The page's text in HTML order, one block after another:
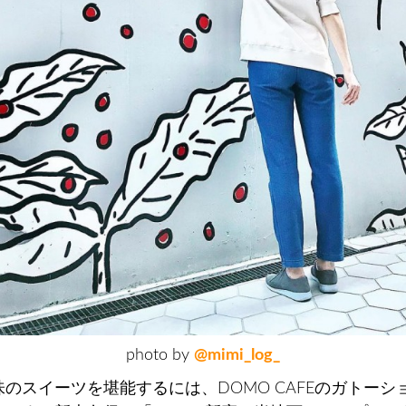
photo by @mimi_log_
のスイーツを堪能するには、DOMO CAFEのガトーシ